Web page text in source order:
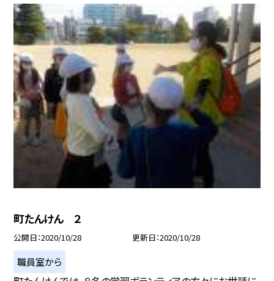
町たんけん ２
公開日 2020/10/28 更新日 2020/10/28
職員室から